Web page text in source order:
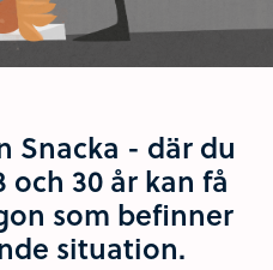
Snacka - där du
och 30 år kan få
som befinner
situation.